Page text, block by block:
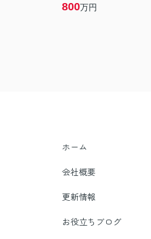
800万円
ホーム
会社概要
更新情報
お役立ちブログ